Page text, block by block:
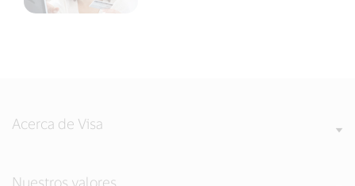
Acerca de Visa
Nuestros valores